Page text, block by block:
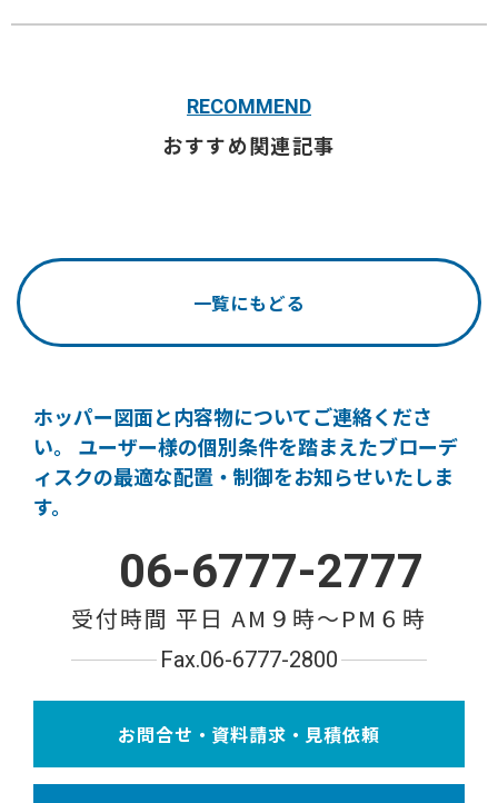
RECOMMEND
おすすめ関連記事
一覧にもどる
ホッパー図面と内容物についてご連絡くださ
い。
ユーザー様の個別条件を踏まえたブローデ
ィスクの最適な配置・制御をお知らせいたしま
す。
06-6777-2777
受付時間 平日 AM９時〜PM６時
Fax.06-6777-2800
お問合せ・資料請求・見積依頼